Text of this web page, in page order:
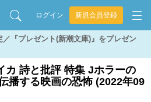
ログイン 新規会員登録
／『プレゼント(新潮文庫)』をプレゼン
カ 詩と批評 特集 Jホラーの
播する映画の恐怖 (2022年09